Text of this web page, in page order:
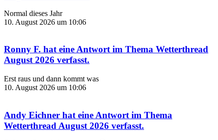
Normal dieses Jahr
10. August 2026 um 10:06
Ronny F. hat eine Antwort im Thema Wetterthread
August 2026 verfasst.
Erst raus und dann kommt was
10. August 2026 um 10:06
Andy Eichner hat eine Antwort im Thema
Wetterthread August 2026 verfasst.